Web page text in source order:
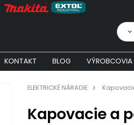
KONTAKT BLOG VÝROBCOVIA
ELEKTRICKÉ NÁRADIE
Kapovacie a